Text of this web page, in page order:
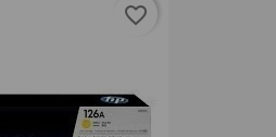
favorite_border